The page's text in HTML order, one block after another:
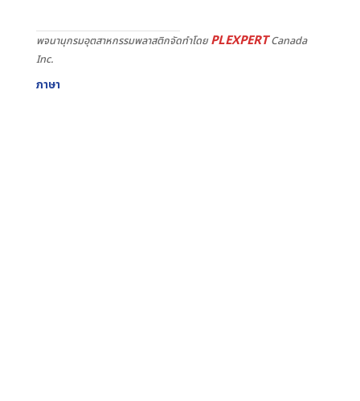
พจนานุกรมอุตสาหกรรมพลาสติกจัดทำโดยPLEXPERTCanada
Inc.
ภาษา